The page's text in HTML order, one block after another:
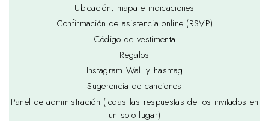
Ubicación, mapa e indicaciones
Confirmación de asistencia online (RSVP)
Código de vestimenta
Regalos
Instagram Wall y hashtag
Sugerencia de canciones
Panel de administración (todas las respuestas de los invitados en
un solo lugar)